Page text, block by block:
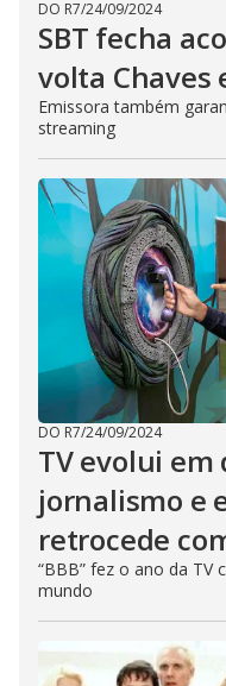
DO R7/24/09/2024
SBT fecha
volta Chaves
Emissora também
streaming
DO R7/24/09/2024
TV evolui
jornalismo e
retrocede
“BBB” fez o ano da
mundo